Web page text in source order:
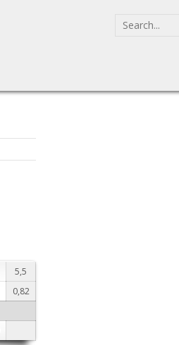
SEARCH
5,5
0,82